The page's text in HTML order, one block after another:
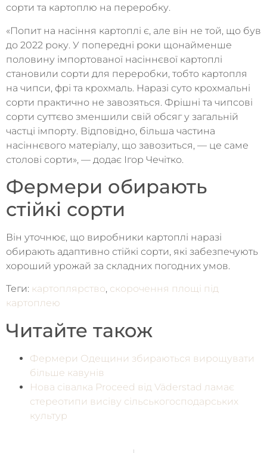
сорти та картоплю на переробку.
«Попит на насіння картоплі є, але він не той, що був
до 2022 року. У попередні роки щонайменше
половину імпортованої насіннєвої картоплі
становили сорти для переробки, тобто картопля
на чипси, фрі та крохмаль. Наразі суто крохмальні
сорти практично не завозяться. Фрішні та чипсові
сорти суттєво зменшили свій обсяг у загальній
частці імпорту. Відповідно, більша частина
насіннєвого матеріалу, що завозиться, — це саме
столові сорти», — додає Ігор Чечітко.
Фермери обирають
стійкі сорти
Він уточнює, що виробники картоплі наразі
обирають адаптивно стійкі сорти, які забезпечують
хороший урожай за складних погодних умов.
Теги: картоплярство, скорочення площі під
картоплею
Читайте також
Фермери Одещини збираються вирощувати
більше кавунів
Нова сівалка Proceed від Väderstad ламає
стереотипи висіву сільськогосподарських
культур